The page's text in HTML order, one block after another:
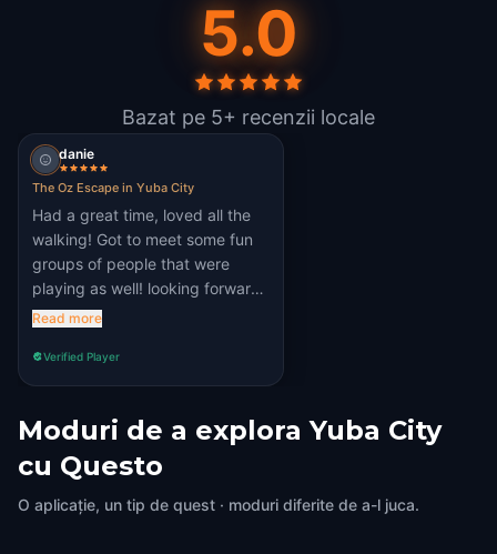
5.0
Bazat pe 5+ recenzii locale
danie
The Oz Escape in Yuba City
Had a great time, loved all the
walking! Got to meet some fun
groups of people that were
playing as well! looking forward
to the next one that comes to
Read more
Verified Player
Moduri de a explora Yuba City
cu Questo
O aplicație, un tip de quest · moduri diferite de a-l juca.